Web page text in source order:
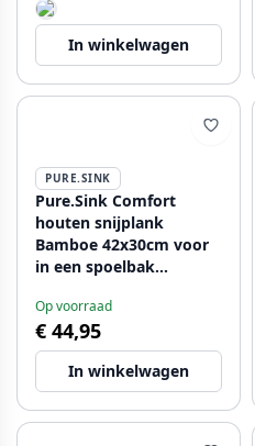
In winkelwagen
PURE.SINK
Pure.Sink Comfort
houten snijplank
Bamboe 42x30cm voor
in een spoelbak
Op voorraad
€ 44,95
In winkelwagen